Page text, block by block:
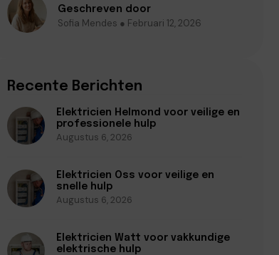
Geschreven door
Sofia Mendes ● Februari 12, 2026
Recente Berichten
Elektricien Helmond voor veilige en
professionele hulp
Augustus 6, 2026
Elektricien Oss voor veilige en
snelle hulp
Augustus 6, 2026
Elektricien Watt voor vakkundige
elektrische hulp